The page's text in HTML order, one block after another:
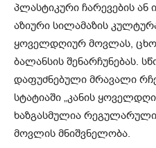
პლასტიკური ჩარევების ან
აზიური სილამაზის
ყოველდღიურ მოვლას,
ბალანსის შენარჩუნებას.
დაფუძნებული მრავალი
სტატიაში „კანის
ხაზგასმულია
მოვლის მნიშვნელობა.